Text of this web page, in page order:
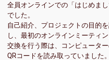
全員オンラインでの「はじめま
でした。
自己紹介、プロジェクトの目的
し、最初のオンラインミーティ
交換を行う際は、コンピュータ
QRコードを読み取っていました